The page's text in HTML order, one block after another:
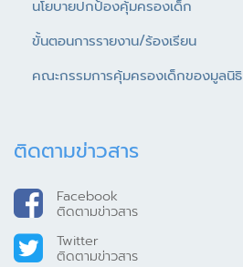
นโยบายปกป้องคุ้มครองเด็ก
ขั้นตอนการรายงาน/ร้องเรียน
คณะกรรมการคุ้มครองเด็กของมูลนิธิ
ติดตามข่าวสาร
Facebook
ติดตามข่าวสาร
Twitter
ติดตามข่าวสาร